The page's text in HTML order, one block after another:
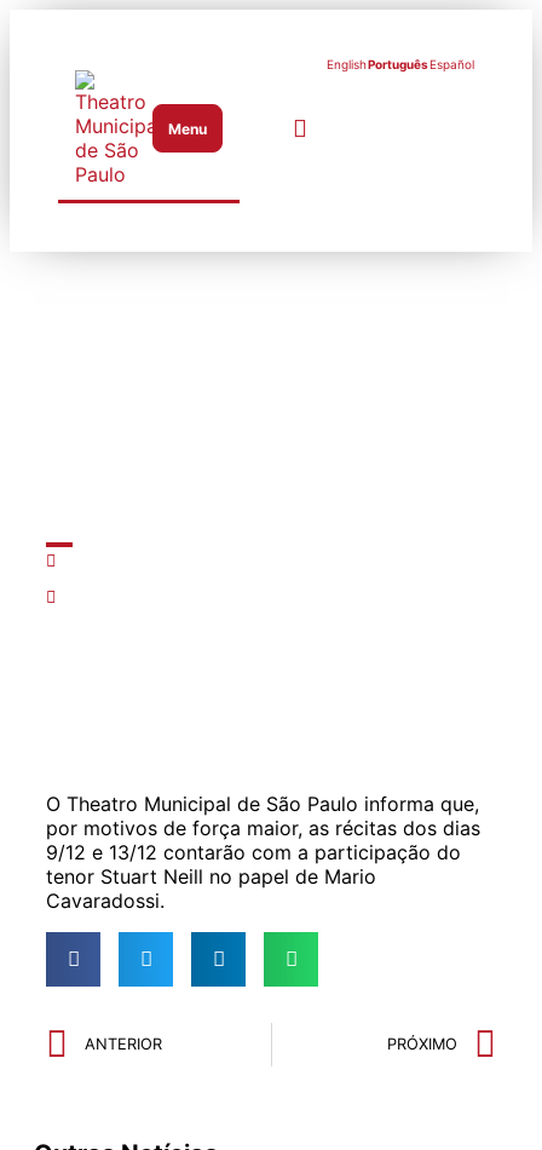
MenuAbrir menu de navegação
EnglishPortuguêsEspañol
O Theatro Municipal de São Paulo informa que,
por motivos de força maior, as récitas dos dias
9/12 e 13/12 contarão com a participação do
tenor Stuart Neill no papel de Mario
Cavaradossi.
ANTERIOR PRÓXIMO